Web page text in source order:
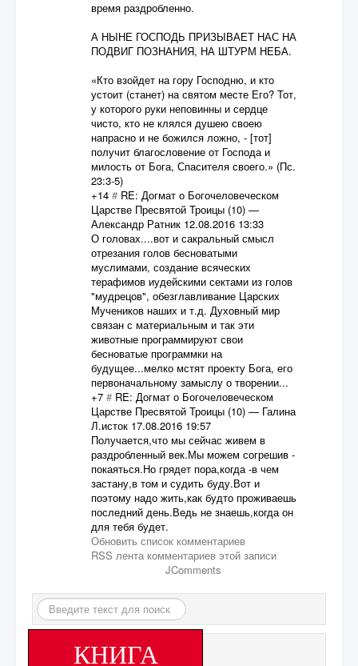
время раздробленно.
А НЫНЕ ГОСПОДЬ ПРИЗЫВАЕТ НАС НА
ПОДВИГ ПОЗНАНИЯ, НА ШТУРМ НЕБА.
«Кто взойдет на гору Господню, и кто
устоит (станет) на святом месте Его? Тот,
у которого руки неповинны и сердце
чисто, кто не клялся душею своею
напрасно и не божился ложно, - [тот]
получит благословение от Господа и
милость от Бога, Спасителя своего.» (Пс.
23:3-5)
+14 # RE: Догмат о Богочеловеческом
Царстве Пресвятой Троицы (10) —
Александр Ратник 12.08.2016 13:33
О головах....вот и сакральный смысл
отрезания голов бесноватыми
муслимами, создание всяческих
терафимов иудейскими сектами из голов
"мудрецов", обезглавливание Царских
Мучеников наших и т.д. Духовный мир
связан с материальным и так эти
животные программируют свои
бесноватые программки на
будущее...мелко мстят проекту Бога, его
первоначальному замыслу о творении...
+7 # RE: Догмат о Богочеловеческом
Царстве Пресвятой Троицы (10) — Галина
Л.исток 17.08.2016 19:57
Получается,что мы сейчас живем в
раздробленный век.Мы можем согрешив -
покаяться.Но грядет пора,когда -в чем
застану,в том и судить буду.Вот и
поэтому надо жить,как будто проживаешь
последний день.Ведь не знаешь,когда он
для тебя будет.
Обновить список комментариев
RSS лента комментариев этой записи
JComments
Искать...
КНИГА